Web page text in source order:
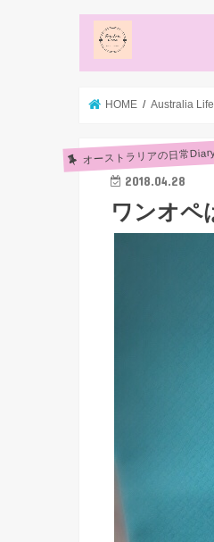
HOME Australia Life
オーストラリアの日常Diary
2018.04.28
ワンオペ